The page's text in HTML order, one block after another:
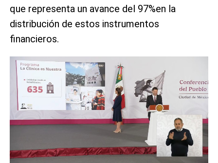
que representa un avance del 97%en la
distribución de estos instrumentos
financieros.